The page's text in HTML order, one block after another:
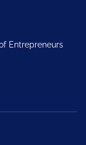
Entrepreneurs